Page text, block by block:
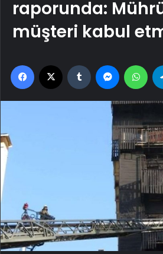
raporunda: Mührü
müşteri kabul
Facebook Tumblr Messenger